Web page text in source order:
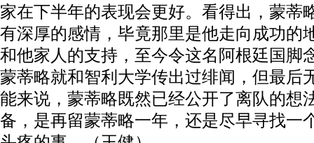
家在下半年的表现会更好。看得出，蒙蒂
有深厚的感情，毕竟那里是他走向成功的
和他家人的支持，至今令这名阿根廷国脚
蒙蒂略就和智利大学传出过绯闻，但最后
能来说，蒙蒂略既然已经公开了离队的想
备，是再留蒙蒂略一年，还是尽早寻找一